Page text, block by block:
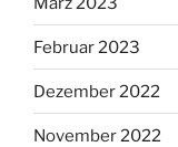
Februar 2023
Dezember 2022
November 2022